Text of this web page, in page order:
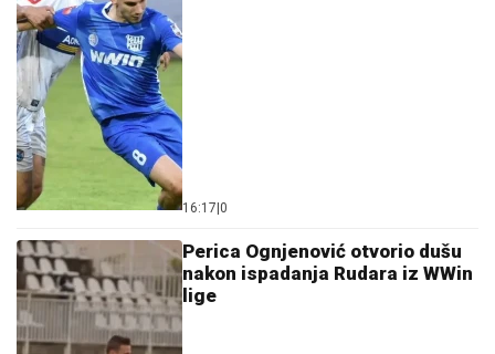
16:17 0
Perica Ognjenović otvorio dušu
nakon ispadanja Rudara iz WWin
lige